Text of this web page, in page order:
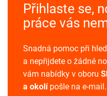
Přihlaste se,
práce vás
Snadná pomoc při
a nepřijdete o žádné
vám nabídky v oboru
a okolípošle na e-mail.